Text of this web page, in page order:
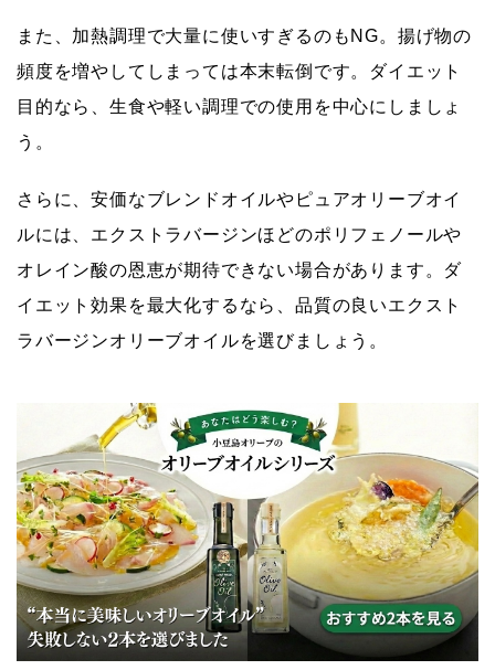
また、加熱調理で大量に使いすぎるのもNG。揚げ物の
頻度を増やしてしまっては本末転倒です。ダイエット
目的なら、生食や軽い調理での使用を中心にしましょ
う。
さらに、安価なブレンドオイルやピュアオリーブオイ
ルには、エクストラバージンほどのポリフェノールや
オレイン酸の恩恵が期待できない場合があります。ダ
イエット効果を最大化するなら、品質の良いエクスト
ラバージンオリーブオイルを選びましょう。